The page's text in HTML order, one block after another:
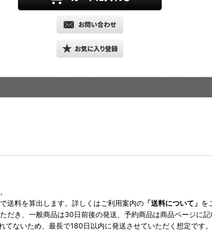
送料を算出します。詳しくはご利用案内の 「送料について」 を
だき、一般商品は30日前後の発送、予約商品は商品ページに
ないため、最長で180日以内に発送させていただく想定です。